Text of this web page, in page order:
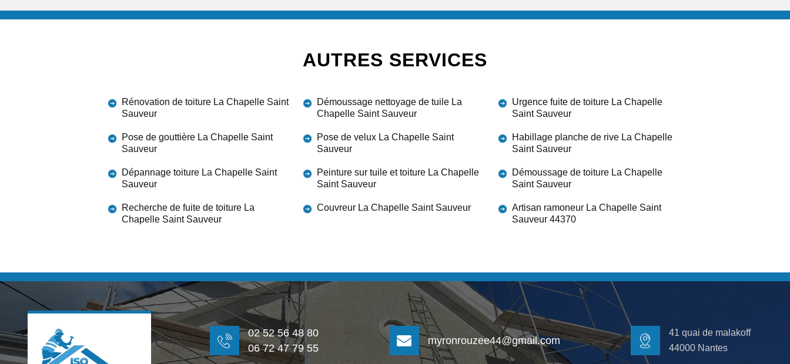
AUTRES SERVICES
Rénovation de toiture La Chapelle Saint
Sauveur
Pose de gouttière La Chapelle Saint
Sauveur
Dépannage toiture La Chapelle Saint
Sauveur
Recherche de fuite de toiture La
Chapelle Saint Sauveur
Démoussage nettoyage de tuile La
Chapelle Saint Sauveur
Pose de velux La Chapelle Saint
Sauveur
Peinture sur tuile et toiture La Chapelle
Saint Sauveur
Couvreur La Chapelle Saint Sauveur
Urgence fuite de toiture La Chapelle
Saint Sauveur
Habillage planche de rive La Chapelle
Saint Sauveur
Démoussage de toiture La Chapelle
Saint Sauveur
Artisan ramoneur La Chapelle Saint
Sauveur 44370
02 52 56 48 80
06 72 47 79 55
myronrouzee44@gmail.com
41 quai de malakoff
44000 Nantes